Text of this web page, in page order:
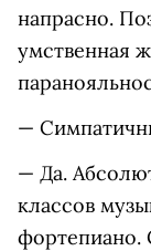
напрасно.
умственная
—
— Да.
классов
фортепиано.